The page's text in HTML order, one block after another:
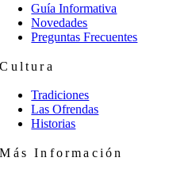
Guía Informativa
Novedades
Preguntas Frecuentes
Cultura
Tradiciones
Las Ofrendas
Historias
Más Información